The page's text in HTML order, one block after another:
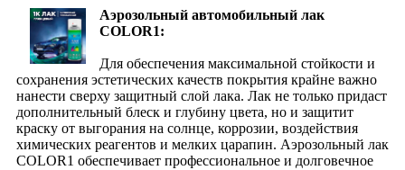
Аэрозольный автомобильный лак
COLOR1:
Для обеспечения максимальной стойкости и
сохранения эстетических качеств покрытия крайне важно
нанести сверху защитный слой лака. Лак не только придаст
дополнительный блеск и глубину цвета, но и защитит
краску от выгорания на солнце, коррозии, воздействия
химических реагентов и мелких царапин. Аэрозольный лак
COLOR1 обеспечивает профессиональное и долговечное